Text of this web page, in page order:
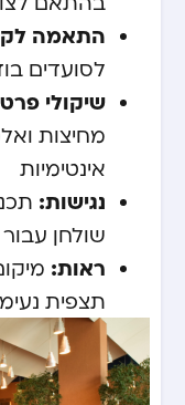
התאמה
לסועדים
שיקולי
מחיצות
אינטימיות
נגישות:
שולחן
ראות:
תצפית